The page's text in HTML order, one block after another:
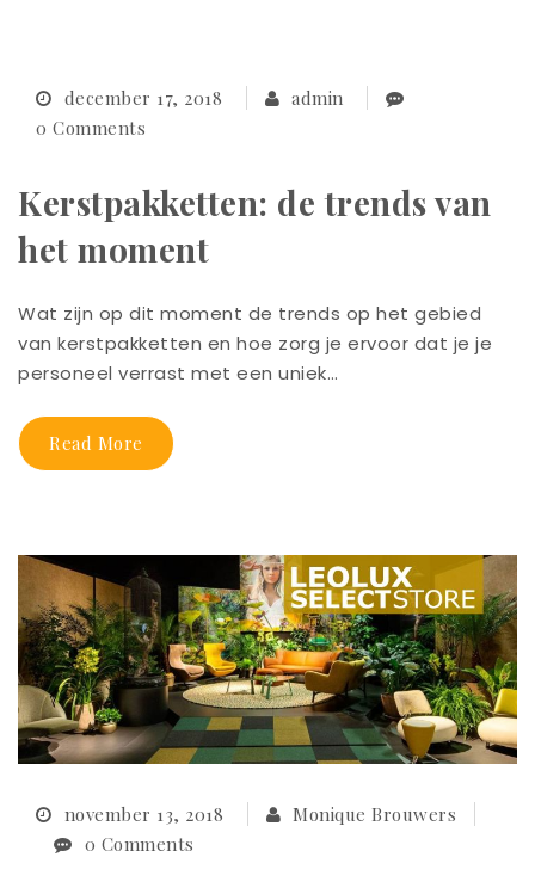
december 17, 2018
admin
0 Comments
Kerstpakketten: de trends van
het moment
Wat zijn op dit moment de trends op het gebied
van kerstpakketten en hoe zorg je ervoor dat je je
personeel verrast met een uniek…
Read More
november 13, 2018
Monique Brouwers
0 Comments